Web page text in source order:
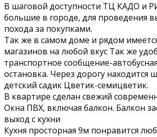
В шаговой доступности ТЦ КАДО и
большие в городе, для проведения
похода за покупками.
Так же в самом доме и рядом
магазинов на любой вкус Так же
транспортное сообщение-
остановка. Через дорогу находится
детский садик Цветик-семицветик.
В квартире сделан свежий
Окна ПВХ, включая балкон. Балкон
выход с кухни
Кухня просторная 9м понравится